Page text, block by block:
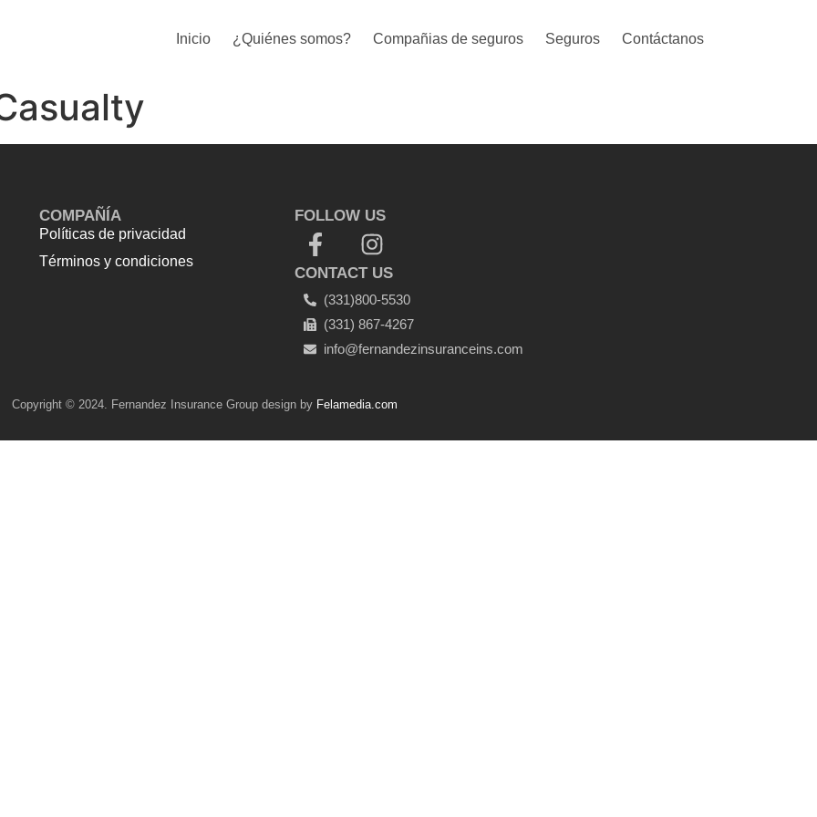
Inicio ¿Quiénes somos? Compañias de seguros Seguros Contáctanos
COMPAÑÍA
Políticas de privacidad
Términos y condiciones
FOLLOW US
CONTACT US
(331)800-5530
(331) 867-4267
info@fernandezinsuranceins.com
Copyright © 2024. Fernandez Insurance Group design by Felamedia.com